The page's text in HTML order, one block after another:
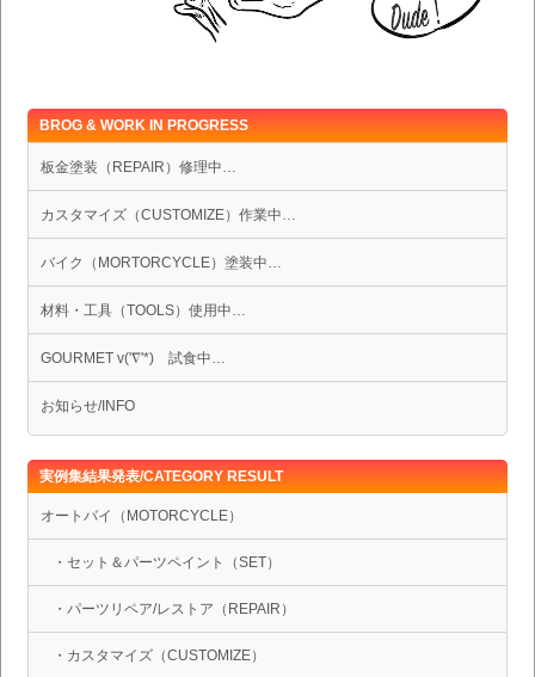
BROG & WORK IN PROGRESS
板金塗装（REPAIR）修理中…
カスタマイズ（CUSTOMIZE）作業中…
バイク（MORTORCYCLE）塗装中…
材料・工具（TOOLS）使用中…
GOURMET v('∇'*) 試食中…
お知らせ/INFO
実例集結果発表/CATEGORY RESULT
オートバイ（MOTORCYCLE）
・セット＆パーツペイント（SET）
・パーツリペア/レストア（REPAIR）
・カスタマイズ（CUSTOMIZE）